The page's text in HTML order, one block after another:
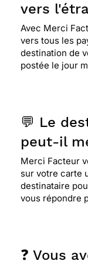
vers
Avec Merci
vers tous les
destination de
postée le jour
💬 Le
peut-il
Merci Facteur
sur votre carte
destinataire
vous répondre
❓ Vous